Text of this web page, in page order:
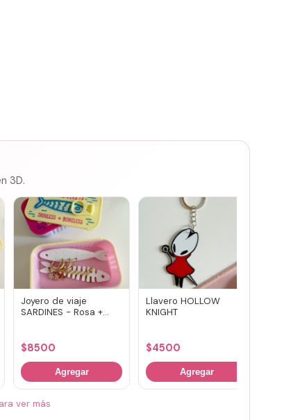
3D.
Joyero de viaje
SARDINES - Rosa +
$8500
Agregar
Llavero HOLLOW
KNIGHT
$4500
Agregar
ver más